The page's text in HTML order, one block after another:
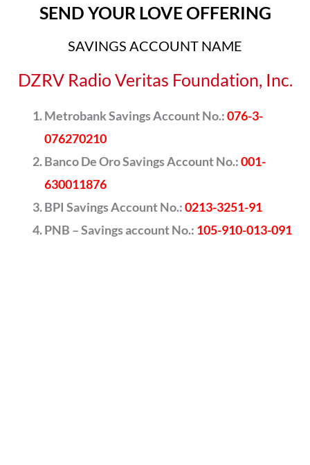
SEND YOUR LOVE OFFERING
SAVINGS ACCOUNT NAME
DZRV Radio Veritas Foundation, Inc.
Metrobank Savings Account No.:076-3-
076270210
Banco De Oro Savings Account No.:001-
630011876
BPI Savings Account No.:0213-3251-91
PNB – Savings account No.: 105-910-013-091